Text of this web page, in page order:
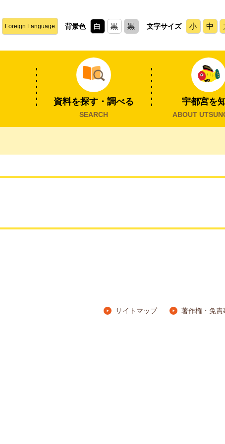
Foreign Language 背景色 白 黒 黒 文字サイズ 小 中
資料を探す・調べる
SEARCH
宇都宮を
ABOUT
サイトマップ 著作権・免責